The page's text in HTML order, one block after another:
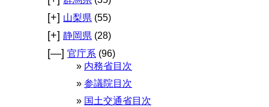
[+] 山梨県 (55)
[+] 静岡県 (28)
[—] 官庁系 (96)
内務省目次
参議院目次
国土交通省目次